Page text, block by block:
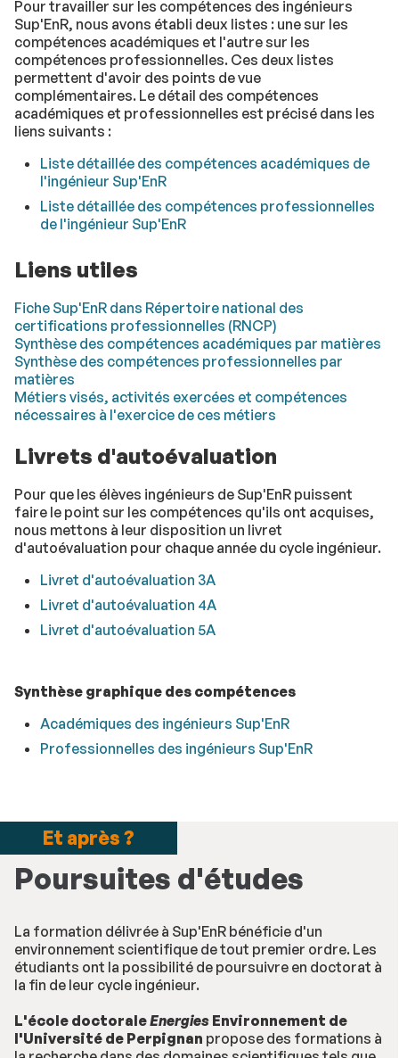
Pour travailler sur les compétences des ingénieurs
Sup'EnR, nous avons établi deux listes : une sur les
compétences académiques et l'autre sur les
compétences professionnelles. Ces deux listes
permettent d'avoir des points de vue
complémentaires. Le détail des compétences
académiques et professionnelles est précisé dans les
liens suivants :
Liste détaillée des compétences académiques de
l'ingénieur Sup'EnR
Liste détaillée des compétences professionnelles
de l'ingénieur Sup'EnR
Liens utiles
Fiche Sup'EnR dans Répertoire national des
certifications professionnelles (RNCP)
Synthèse des compétences académiques par matières
Synthèse des compétences professionnelles par
matières
Métiers visés, activités exercées et compétences
nécessaires à l'exercice de ces métiers
Livrets d'autoévaluation
Pour que les élèves ingénieurs de Sup'EnR puissent
faire le point sur les compétences qu'ils ont acquises,
nous mettons à leur disposition un livret
d'autoévaluation pour chaque année du cycle ingénieur.
Livret d'autoévaluation 3A
Livret d'autoévaluation 4A
Livret d'autoévaluation 5A
Synthèse graphique des compétences
Académiques des ingénieurs Sup'EnR
Professionnelles des ingénieurs Sup'EnR
Et après ?
Poursuites d'études
La formation délivrée à Sup'EnR bénéficie d'un
environnement scientifique de tout premier ordre. Les
étudiants ont la possibilité de poursuivre en doctorat à
la fin de leur cycle ingénieur.
L'école doctoraleEnergies Environnement de
l'Université de Perpignan propose des formations à